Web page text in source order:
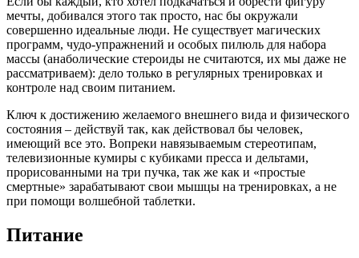
мечты, добивался этого так просто, нас бы окружали
совершенно идеальные люди. Не существует магических
программ, чудо-упражнений и особых пилюль для набора
массы (анаболические стероиды не считаются, их мы даже не
рассматриваем): дело только в регулярных тренировках и
контроле над своим питанием.
Ключ к достижению желаемого внешнего вида и физического
состояния – действуй так, как действовал бы человек,
имеющий все это. Вопреки навязываемым стереотипам,
телевизионные кумиры с кубиками пресса и дельтами,
прорисованными на три пучка, так же как и «простые
смертные» зарабатывают свои мышцы на тренировках, а не
при помощи волшебной таблетки.
Питание